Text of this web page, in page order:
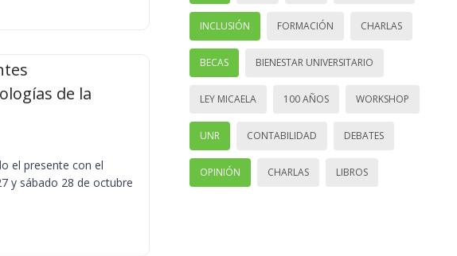
de la
el presente con el
y sábado 28 de octubre
INCLUSIÓN FORMACIÓN CHARLAS
BECAS BIENESTAR UNIVERSITARIO
LEY MICAELA 100 AÑOS WORKSHOP
UNR CONTABILIDAD DEBATES
OPINIÓN CHARLAS LIBROS